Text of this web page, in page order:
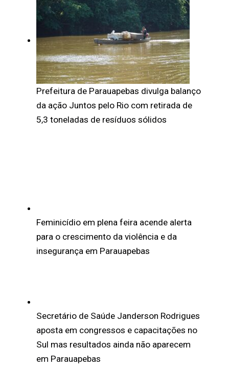
Prefeitura de Parauapebas divulga balanço
da ação Juntos pelo Rio com retirada de
5,3 toneladas de resíduos sólidos
Feminicídio em plena feira acende alerta
para o crescimento da violência e da
insegurança em Parauapebas
Secretário de Saúde Janderson Rodrigues
aposta em congressos e capacitações no
Sul mas resultados ainda não aparecem
em Parauapebas